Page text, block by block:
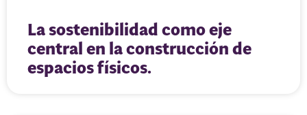
La sostenibilidad como eje
central en la construcción de
espacios físicos.